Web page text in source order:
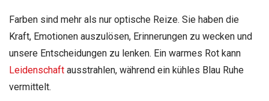
Farben sind mehr als nur optische Reize. Sie haben die
Kraft, Emotionen auszulösen, Erinnerungen zu wecken und
unsere Entscheidungen zu lenken. Ein warmes Rot kann
Leidenschaft ausstrahlen, während ein kühles Blau Ruhe
vermittelt.